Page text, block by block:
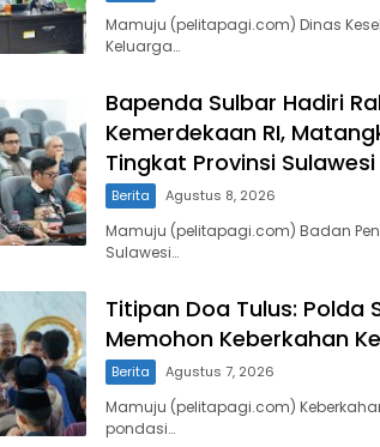
Mamuju (pelitapagi.com) Dinas
Keluarga…
Bapenda Sulbar Hadiri
Kemerdekaan RI,
Tingkat Provinsi
Berita Agustus 8, 2026
Mamuju (pelitapagi.com) Badan
Sulawesi…
Titipan Doa Tulus: Polda
Memohon Keberkahan
Berita Agustus 7, 2026
Mamuju (pelitapagi.com)
pondasi…